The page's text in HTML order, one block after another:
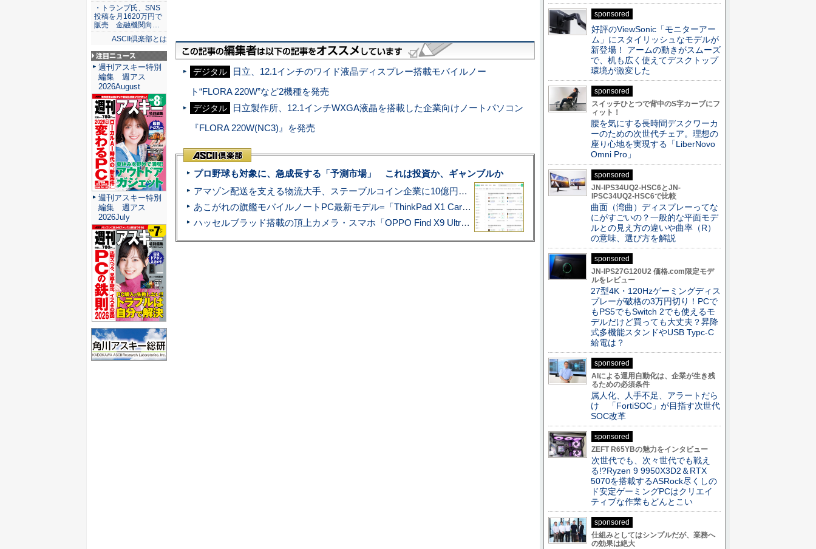
デジタル
日立、12.1インチのワイド液晶ディスプレー搭載モバイルノー
ト“FLORA 220W”など2機種を発売
デジタル
日立製作所、12.1インチWXGA液晶を搭載した企業向けノートパソコン
『FLORA 220W(NC3)』を発売
プロ野球も対象に、急成長する「予測市場」 これは投資か、ギャンブルか
アマゾン配送を支える物流大手、ステーブルコイン企業に10億円投資のワケ
あこがれの旗艦モバイルノートPC最新モデル=「ThinkPad X1 Carbon Gen 14 Aura Edition」実機レビュー
ハッセルブラッド搭載の頂上カメラ・スマホ「OPPO Find X9 Ultra」実写レビュー=プロが本気で徹底撮影しました!!
・トランプ氏、SNS
投稿を月1620万円で
販売 金融機関向…
ASCII倶楽部とは
注目ニュース
週刊アスキー特別
編集 週アス
2026August
週刊アスキー特別
編集 週アス
2026July
sponsored
好評のViewSonic「モニターアー
ム」にスタイリッシュなモデルが
新登場！ アームの動きがスムーズ
で、机も広く使えてデスクトップ
環境が激変した
sponsored
スイッチひとつで背中のS字カーブにフ
ィット！
腰を気にする長時間デスクワーカ
ーのための次世代チェア。理想の
座り心地を実現する「LiberNovo
Omni Pro」
sponsored
JN-IPS34UQ2-HSC6とJN-
IPSC34UQ2-HSC6で比較
曲面（湾曲）ディスプレーってな
にがすごいの？一般的な平面モデ
ルとの見え方の違いや曲率（R）
の意味、選び方を解説
sponsored
JN-IPS27G120U2 価格.com限定モデ
ルをレビュー
27型4K・120Hzゲーミングディス
プレーが破格の3万円切り！PCで
もPS5でもSwitch 2でも使えるモ
デルだけど買っても大丈夫？昇降
式多機能スタンドやUSB Typc-C
給電は？
sponsored
AIによる運用自動化は、企業が生き残
るための必須条件
属人化、人手不足、アラートだら
け 「FortiSOC」が目指す次世代
SOC改革
sponsored
ZEFT R65YBの魅力をインタビュー
次世代でも、次々世代でも戦え
る!?Ryzen 9 9950X3D2＆RTX
5070を搭載するASRock尽くしの
ド安定ゲーミングPCはクリエイ
ティブな作業もどんとこい
sponsored
仕組みとしてはシンプルだが、業務へ
の効果は絶大